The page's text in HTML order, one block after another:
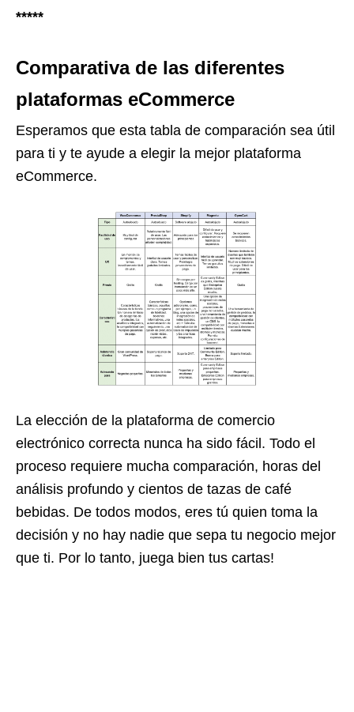
*****
Comparativa de las diferentes
plataformas eCommerce
Esperamos que esta tabla de comparación sea útil
para ti y te ayude a elegir la mejor plataforma
eCommerce.
La elección de la plataforma de comercio
electrónico correcta nunca ha sido fácil. Todo el
proceso requiere mucha comparación, horas del
análisis profundo y cientos de tazas de café
bebidas. De todos modos, eres tú quien toma la
decisión y no hay nadie que sepa tu negocio mejor
que ti. Por lo tanto, juega bien tus cartas!